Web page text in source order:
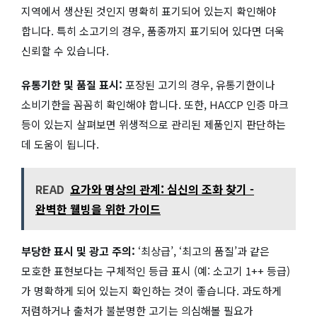
지역에서 생산된 것인지 명확히 표기되어 있는지 확인해야
합니다. 특히 소고기의 경우, 품종까지 표기되어 있다면 더욱
신뢰할 수 있습니다.
유통기한 및 품질 표시: 포장된 고기의 경우, 유통기한이나
소비기한을 꼼꼼히 확인해야 합니다. 또한, HACCP 인증 마크
등이 있는지 살펴보면 위생적으로 관리된 제품인지 판단하는
데 도움이 됩니다.
READ 요가와 명상의 관계: 심신의 조화 찾기 -
완벽한 웰빙을 위한 가이드
부당한 표시 및 광고 주의: ‘최상급’, ‘최고의 품질’과 같은
모호한 표현보다는 구체적인 등급 표시 (예: 소고기 1++ 등급)
가 명확하게 되어 있는지 확인하는 것이 좋습니다. 과도하게
저렴하거나 출처가 불분명한 고기는 의심해볼 필요가